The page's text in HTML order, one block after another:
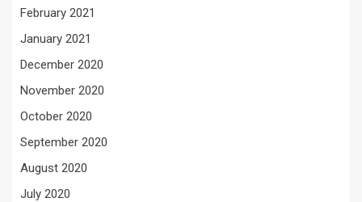
February 2021
January 2021
December 2020
November 2020
October 2020
September 2020
August 2020
July 2020